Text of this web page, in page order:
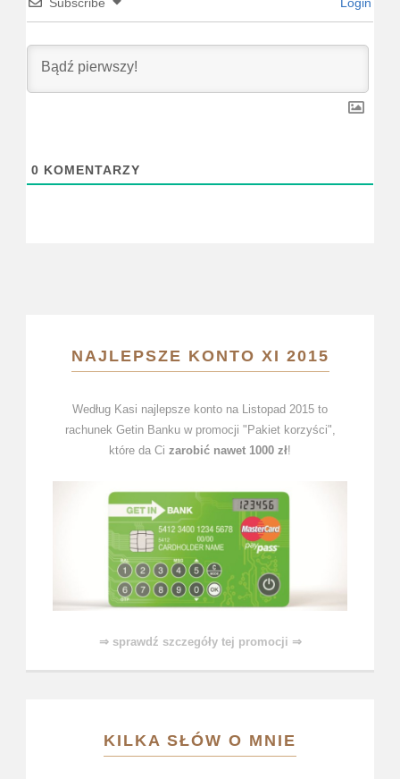
0 KOMENTARZY
NAJLEPSZE KONTO XI 2015
Według Kasi najlepsze konto na Listopad 2015 to
rachunek Getin Banku w promocji "Pakiet korzyści",
które da Ci zarobić nawet 1000 zł!
⇒ sprawdź szczegóły tej promocji ⇒
KILKA SŁÓW O MNIE